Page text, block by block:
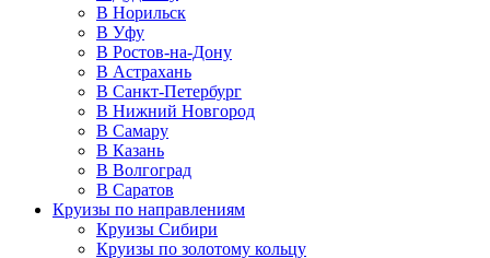
В Норильск
В Уфу
В Ростов-на-Дону
В Астрахань
В Санкт-Петербург
В Нижний Новгород
В Самару
В Казань
В Волгоград
В Саратов
Круизы по направлениям
Круизы Сибири
Круизы по золотому кольцу